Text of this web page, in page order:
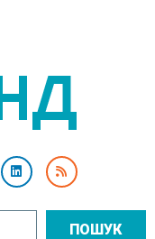
ПОШУК